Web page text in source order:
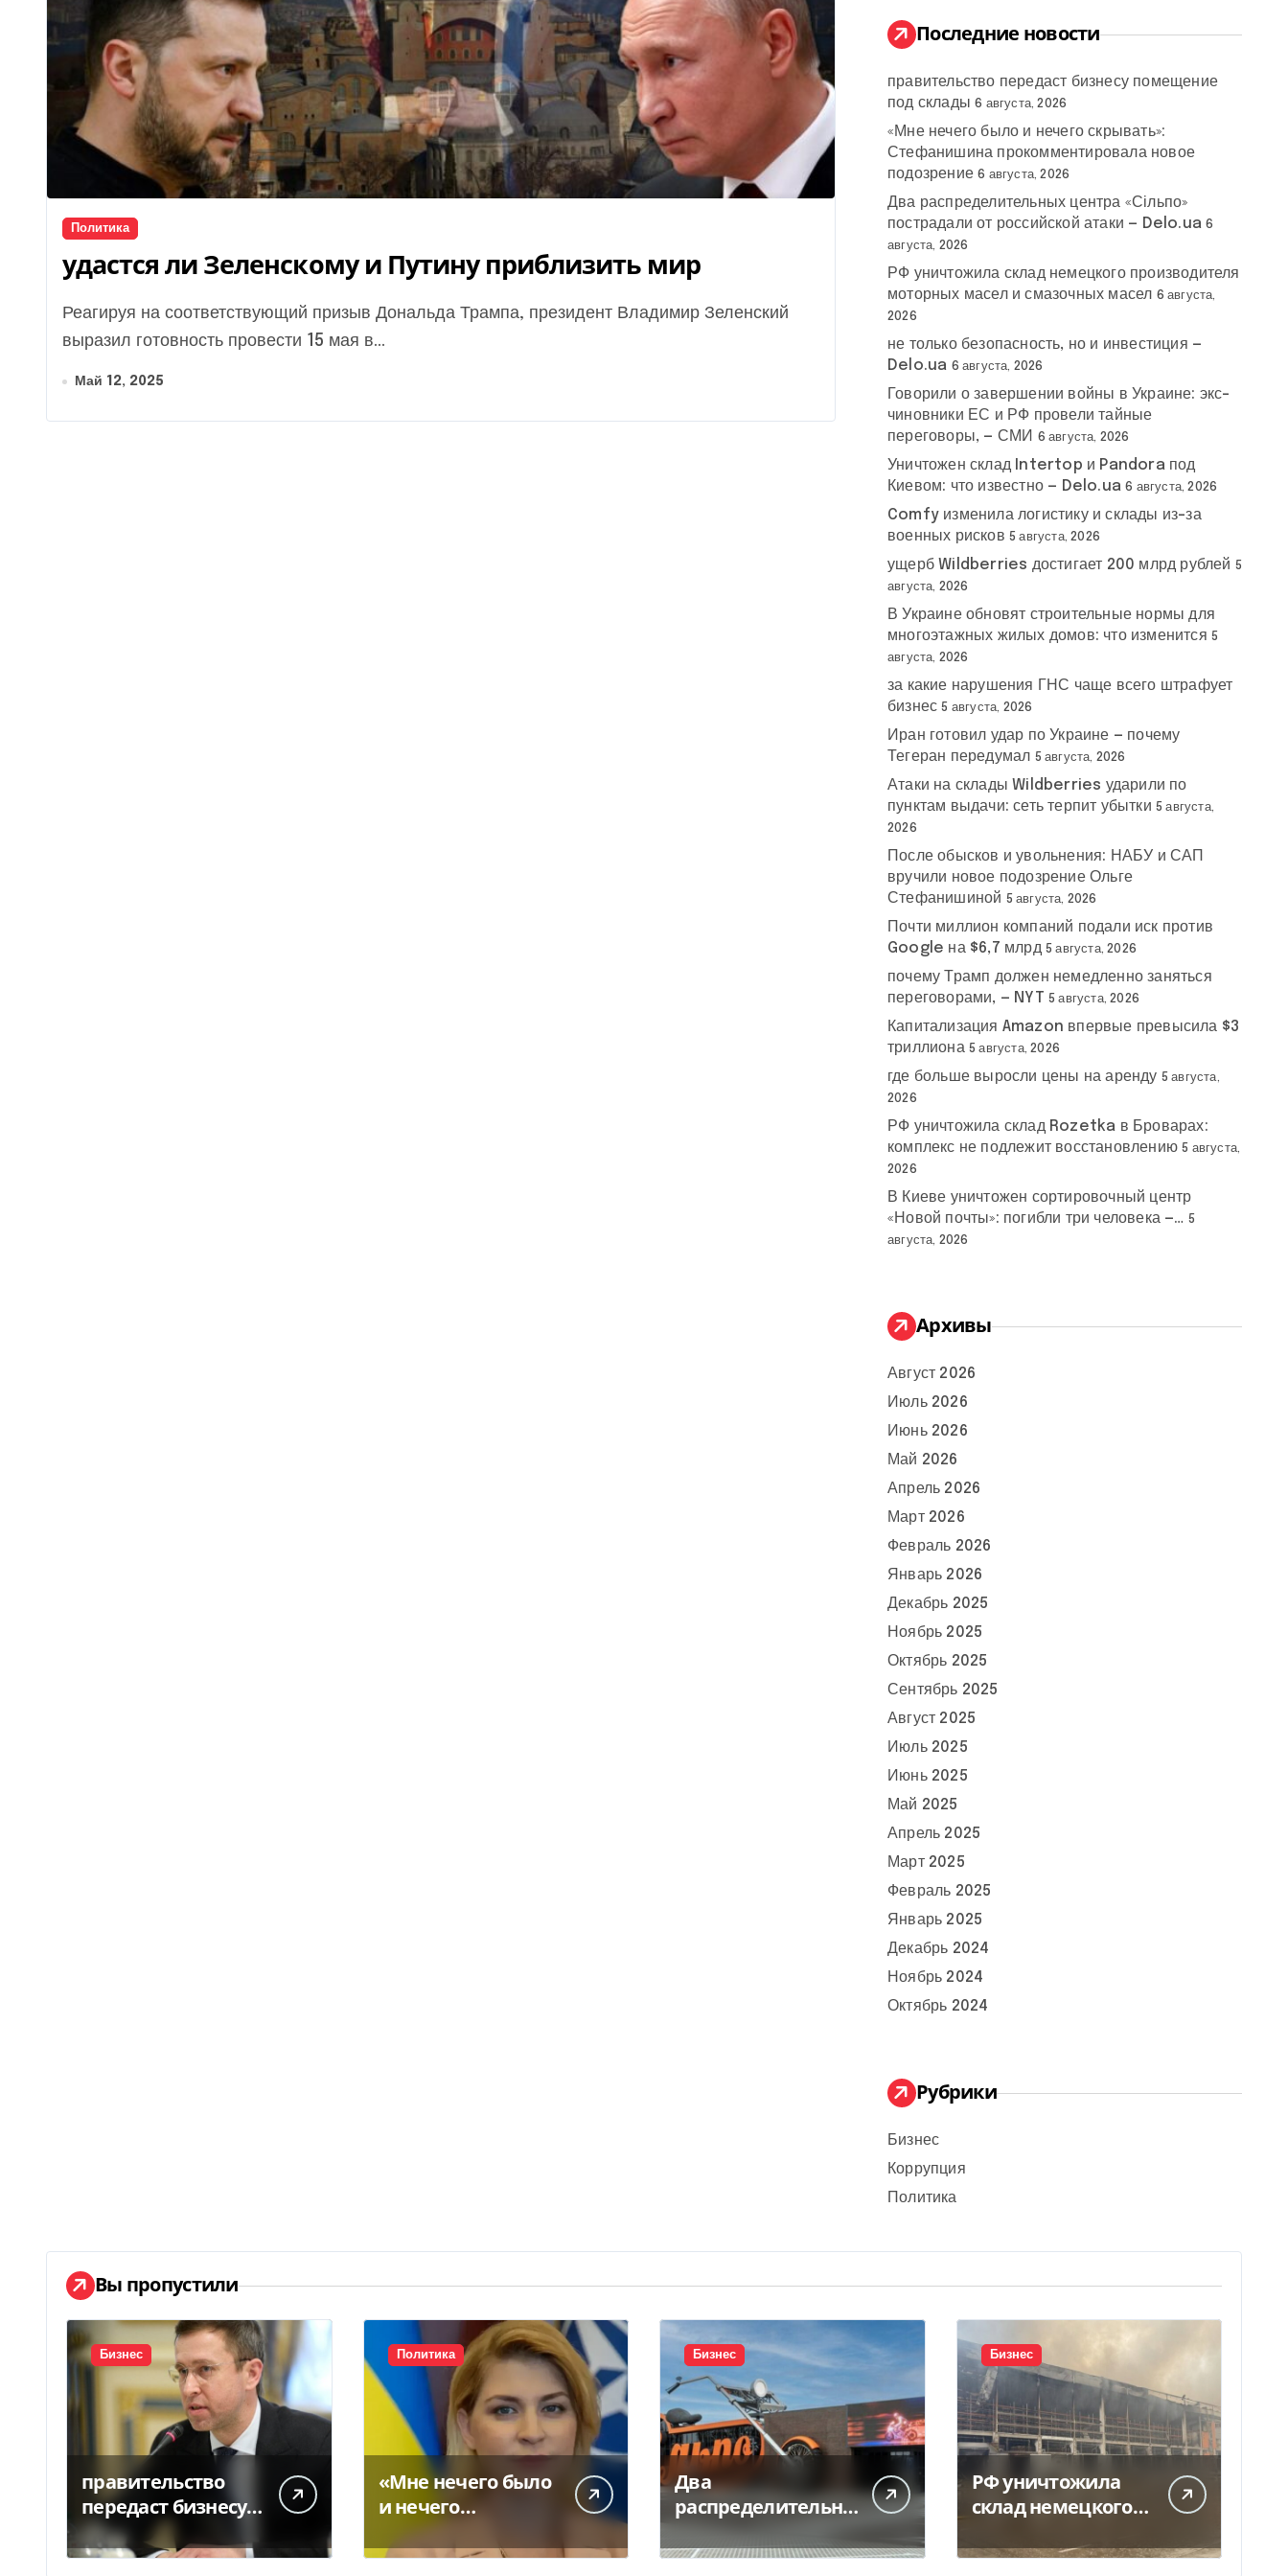
Политика
удастся ли Зеленскому и Путину приблизить мир
Реагируя на соответствующий призыв Дональда Трампа, президент Владимир Зеленский
выразил готовность провести 15 мая в...
Май 12, 2025
:
Последние новости
правительство передаст бизнесу помещение
под склады 6 августа, 2026
«Мне нечего было и нечего скрывать»:
Стефанишина прокомментировала новое
подозрение 6 августа, 2026
Два распределительных центра «Сільпо»
пострадали от российской атаки — Delo.ua 6
августа, 2026
РФ уничтожила склад немецкого производителя
моторных масел и смазочных масел 6 августа,
2026
не только безопасность, но и инвестиция —
Delo.ua 6 августа, 2026
Говорили о завершении войны в Украине: экс-
чиновники ЕС и РФ провели тайные
переговоры, — СМИ
6 августа, 2026
Уничтожен склад Intertop и Pandora под
Киевом: что известно — Delo.ua 6 августа, 2026
Comfy изменила логистику и склады из-за
военных рисков 5 августа, 2026
ущерб Wildberries достигает 200 млрд рублей 5
августа, 2026
В Украине обновят строительные нормы для
многоэтажных жилых домов: что изменится 5
августа, 2026
за какие нарушения ГНС чаще всего штрафует
бизнес 5 августа, 2026
Иран готовил удар по Украине — почему
Тегеран передумал 5 августа, 2026
Атаки на склады Wildberries ударили по
пунктам выдачи: сеть терпит убытки 5 августа,
2026
После обысков и увольнения: НАБУ и САП
вручили новое подозрение Ольге
Стефанишиной 5 августа, 2026
Почти миллион компаний подали иск против
Google на $6,7 млрд 5 августа, 2026
почему Трамп должен немедленно заняться
переговорами, — NYT 5 августа, 2026
Капитализация Amazon впервые превысила $3
триллиона 5 августа, 2026
где больше выросли цены на аренду 5 августа,
2026
РФ уничтожила склад Rozetka в Броварах:
комплекс не подлежит восстановлению 5 августа,
2026
В Киеве уничтожен сортировочный центр
«Новой почты»: погибли три человека —… 5
августа, 2026
Архивы
Август 2026
Июль 2026
Июнь 2026
Май 2026
Апрель 2026
Март 2026
Февраль 2026
Январь 2026
Декабрь 2025
Ноябрь 2025
Октябрь 2025
Сентябрь 2025
Август 2025
Июль 2025
Июнь 2025
Май 2025
Апрель 2025
Март 2025
Февраль 2025
Январь 2025
Декабрь 2024
Ноябрь 2024
Октябрь 2024
Рубрики
Бизнес
Коррупция
Политика
Вы пропустили
Бизнес
правительство
передаст бизнесу
помещение под
склады
Политика
«Мне нечего было
и нечего
скрывать»:
Стефанишина
Бизнес
Два
распределительны
х центра «Сільпо»
пострадали от
Бизнес
РФ уничтожила
склад немецкого
моторных масел и